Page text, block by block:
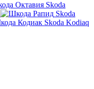
Skoda
Skoda
Skoda Kodiaq